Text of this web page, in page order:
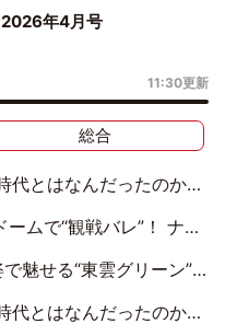
年4月号
11:30更新
総合
ったな』って言ったら、夢眠ねむさんに『てめえはでんぱ組．incなんだよ！』って肩パンされて(笑)」
しすぎるアイドル」は元VENUSスクール生で杉内コーチ推し⁉
る“東雲グリーン”の正体
「東京からオファーが来たのと、梨の皮剥きとどっちが大事なんだって」